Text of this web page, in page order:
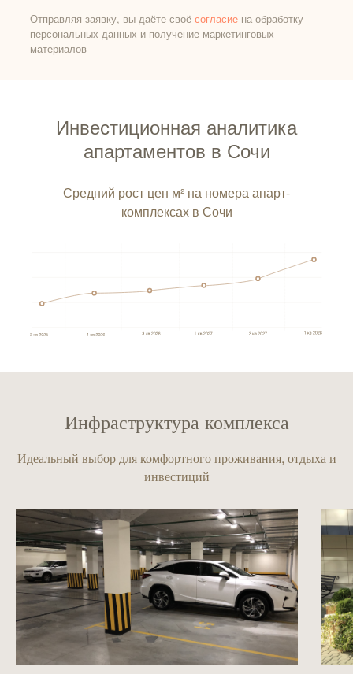
Отправляя заявку, вы даёте своё согласиена обработку
персональных данных и получение маркетинговых
материалов
Инвестиционная аналитика
апартаментов в Сочи
Средний рост цен м² на номера апарт-
комплексах в Сочи
Инфраструктура комплекса
Идеальный выбор для комфортного проживания, отдыха и
инвестиций